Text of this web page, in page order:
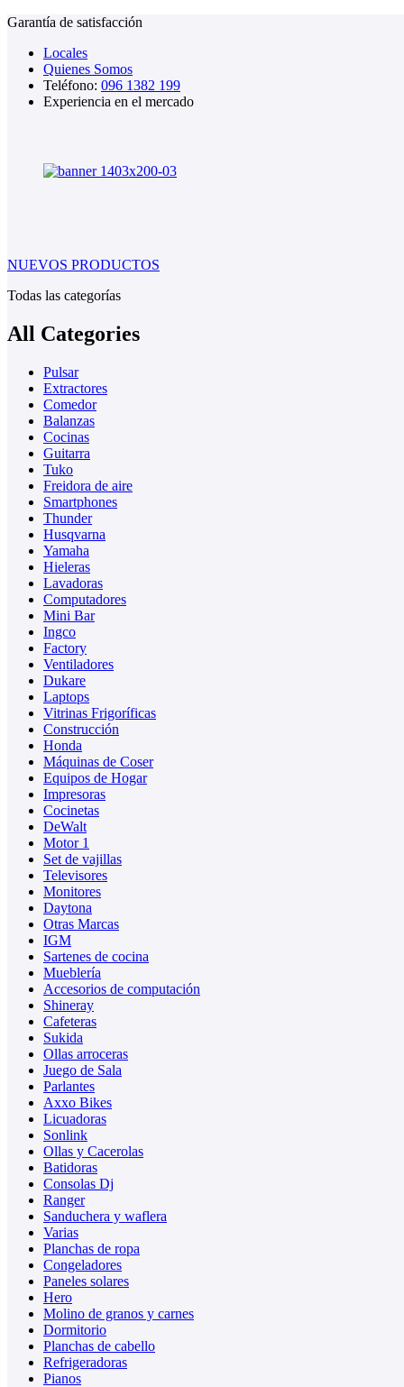
Garantía de satisfacción
Locales
Quienes Somos
Teléfono: 096 1382 199
Experiencia en el mercado
NUEVOS PRODUCTOS
Todas las categorías
All Categories
Pulsar
Extractores
Comedor
Balanzas
Cocinas
Guitarra
Tuko
Freidora de aire
Smartphones
Thunder
Husqvarna
Yamaha
Hieleras
Lavadoras
Computadores
Mini Bar
Ingco
Factory
Ventiladores
Dukare
Laptops
Vitrinas Frigoríficas
Construcción
Honda
Máquinas de Coser
Equipos de Hogar
Impresoras
Cocinetas
DeWalt
Motor 1
Set de vajillas
Televisores
Monitores
Daytona
Otras Marcas
IGM
Sartenes de cocina
Mueblería
Accesorios de computación
Shineray
Cafeteras
Sukida
Ollas arroceras
Juego de Sala
Parlantes
Axxo Bikes
Licuadoras
Sonlink
Ollas y Cacerolas
Batidoras
Consolas Dj
Ranger
Sanduchera y waflera
Varias
Planchas de ropa
Congeladores
Paneles solares
Hero
Molino de granos y carnes
Dormitorio
Planchas de cabello
Refrigeradoras
Pianos